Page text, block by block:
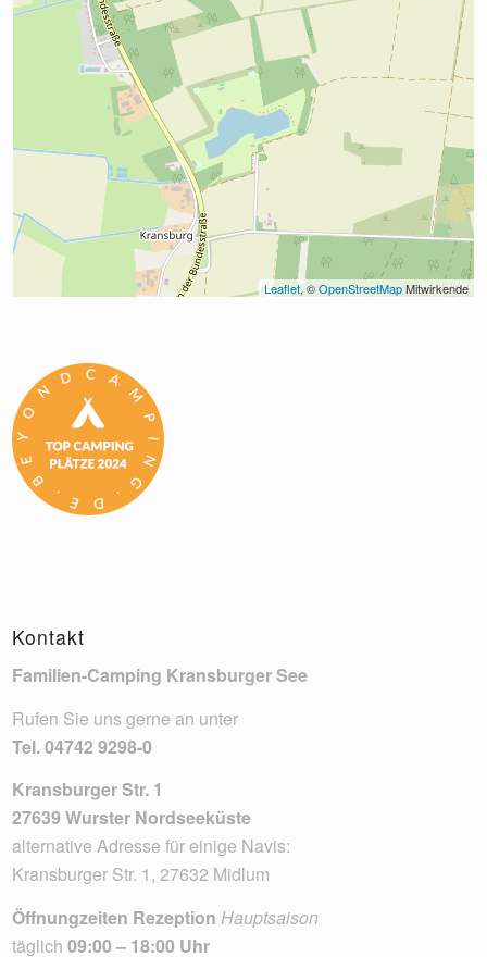
Leaflet, © OpenStreetMap Mitwirkende
Kontakt
Familien-Camping Kransburger See
Rufen Sie uns gerne an unter
Tel.04742 9298-0
Kransburger Str. 1
27639 Wurster Nordseeküste
alternative Adresse für einige Navis:
Kransburger Str. 1, 27632 Midlum
Öffnungzeiten RezeptionHauptsaison
täglich 09:00 – 18:00 Uhr